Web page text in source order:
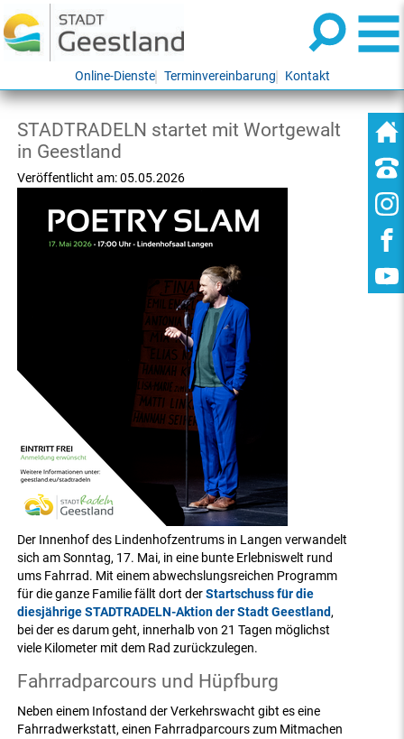
Online-Dienste Terminvereinbarung Kontakt
STADTRADELN startet mit Wortgewalt
in Geestland
Veröffentlicht am:05.05.2026
Der Innenhof des Lindenhofzentrums in Langen verwandelt
sich am Sonntag, 17. Mai, in eine bunte Erlebniswelt rund
ums Fahrrad. Mit einem abwechslungsreichen Programm
für die ganze Familie fällt dort derStartschuss für die
diesjährige STADTRADELN-Aktion der Stadt Geestland,
bei der es darum geht, innerhalb von 21 Tagen möglichst
viele Kilometer mit dem Rad zurückzulegen.
Fahrradparcours und Hüpfburg
Neben einem Infostand der Verkehrswacht gibt es eine
Fahrradwerkstatt, einen Fahrradparcours zum Mitmachen